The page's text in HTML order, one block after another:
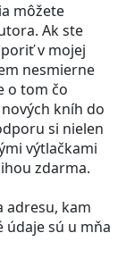
môžete
Ak ste
v mojej
nesmierne
o tom čo
kníh do
si nielen
výtlačkami
zdarma.
adresu, kam
údaje sú u mňa